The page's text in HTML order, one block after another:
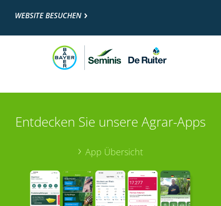
WEBSITE BESUCHEN
Entdecken Sie unsere Agrar-Apps
App Übersicht